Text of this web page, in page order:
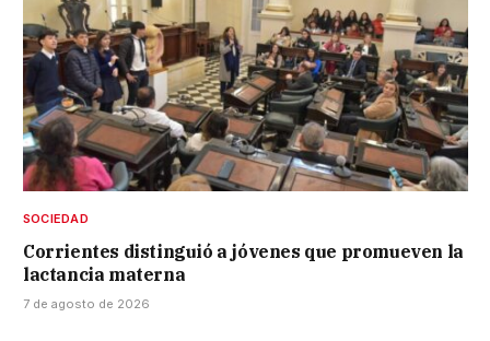
SOCIEDAD
Corrientes distinguió a jóvenes que promueven la
lactancia materna
7 de agosto de 2026